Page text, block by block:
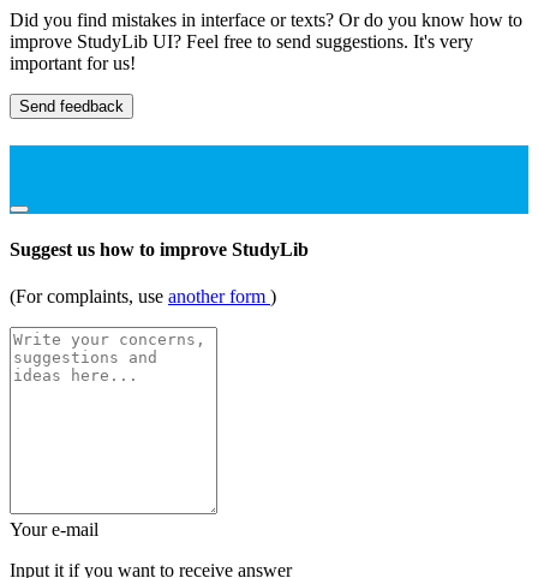
Did you find mistakes in interface or texts? Or do you know how to
improve StudyLib UI? Feel free to send suggestions. It's very
important for us!
Send feedback
Suggest us how to improve StudyLib
(For complaints, use another form )
Your e-mail
Input it if you want to receive answer